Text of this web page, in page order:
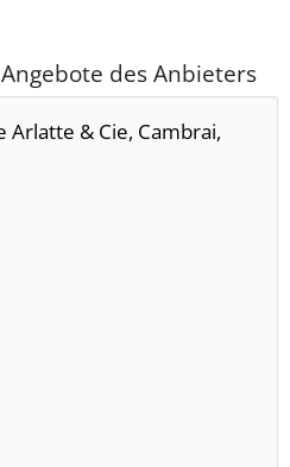
des Anbieters